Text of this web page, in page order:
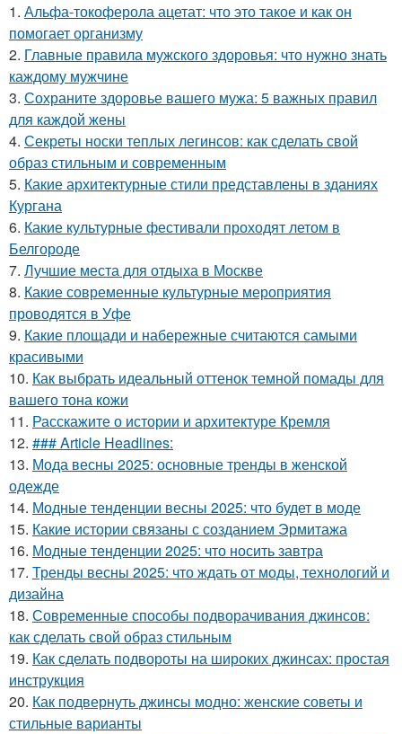
1. Альфа-токоферола ацетат: что это такое и как он
помогает организму
2. Главные правила мужского здоровья: что нужно знать
каждому мужчине
3. Сохраните здоровье вашего мужа: 5 важных правил
для каждой жены
4. Секреты носки теплых легинсов: как сделать свой
образ стильным и современным
5. Какие архитектурные стили представлены в зданиях
Кургана
6. Какие культурные фестивали проходят летом в
Белгороде
7. Лучшие места для отдыха в Москве
8. Какие современные культурные мероприятия
проводятся в Уфе
9. Какие площади и набережные считаются самыми
красивыми
10. Как выбрать идеальный оттенок темной помады для
вашего тона кожи
11. Расскажите о истории и архитектуре Кремля
12. ### Article Headlines:
13. Мода весны 2025: основные тренды в женской
одежде
14. Модные тенденции весны 2025: что будет в моде
15. Какие истории связаны с созданием Эрмитажа
16. Модные тенденции 2025: что носить завтра
17. Тренды весны 2025: что ждать от моды, технологий и
дизайна
18. Современные способы подворачивания джинсов:
как сделать свой образ стильным
19. Как сделать подвороты на широких джинсах: простая
инструкция
20. Как подвернуть джинсы модно: женские советы и
стильные варианты